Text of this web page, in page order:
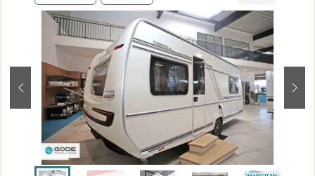
zurück